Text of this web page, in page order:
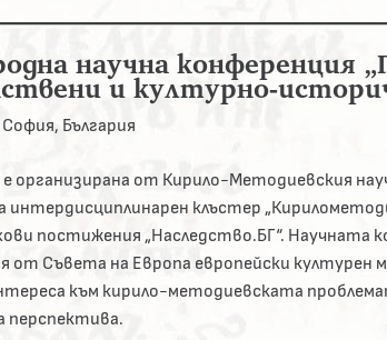
научна конференция
и културно-
България
организирана от Кирило-Методиевския
интердисциплинарен клъстер
постижения „Наследство.БГ“. Научната
от Съвета на Европа европейски културен
към кирило-методиевската
перспектива.